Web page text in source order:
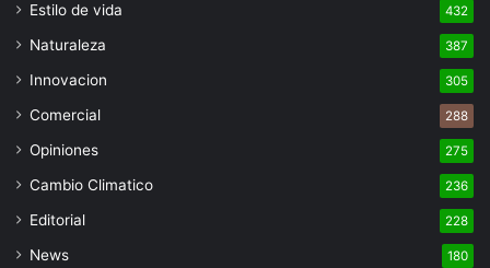
Estilo de vida 432
Naturaleza 387
Innovacion 305
Comercial 288
Opiniones 275
Cambio Climatico 236
Editorial 228
News 180